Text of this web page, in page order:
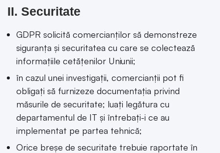
II. Securitate
GDPR solicită comercianților să demonstreze
siguranța și securitatea cu care se colectează
informațiile cetățenilor Uniunii;
în cazul unei investigații, comercianții pot fi
obligați să furnizeze documentația privind
măsurile de securitate; luați legătura cu
departamentul de IT și întrebați-i ce au
implementat pe partea tehnică;
Orice breșe de securitate trebuie raportate în